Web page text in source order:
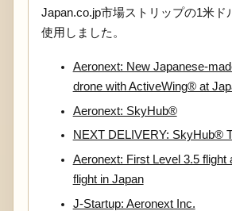
Japan.co.jp市場ストリップの1米ド
使用しました。
Aeronext: New Japanese-
drone with ActiveWing® at
Aeronext: SkyHub®
NEXT DELIVERY: SkyHub®
Aeronext: First Level 3.5 flight
flight in Japan
J-Startup: Aeronext Inc.